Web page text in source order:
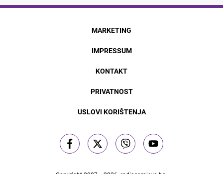
MARKETING
IMPRESSUM
KONTAKT
PRIVATNOST
USLOVI KORIŠTENJA